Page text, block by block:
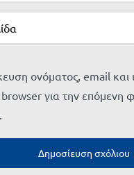
ονόματος, email και
browser για την επόμενη